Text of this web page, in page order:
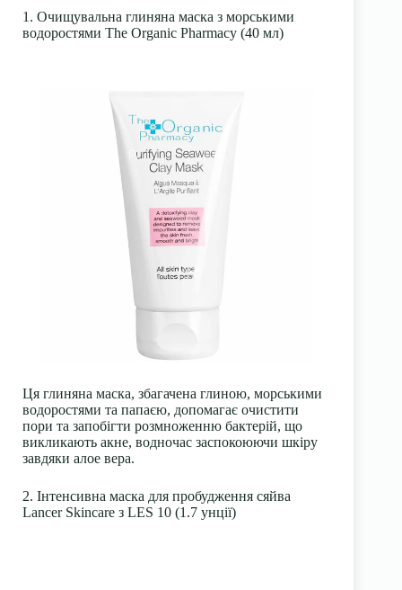
1. Очищувальна глиняна маска з морськими
водоростями The Organic Pharmacy (40 мл)
Ця глиняна маска, збагачена глиною, морськими
водоростями та папаєю, допомагає очистити
пори та запобігти розмноженню бактерій, що
викликають акне, водночас заспокоюючи шкіру
завдяки алое вера.
2. Інтенсивна маска для пробудження сяйва
Lancer Skincare з LES 10 (1.7 унції)